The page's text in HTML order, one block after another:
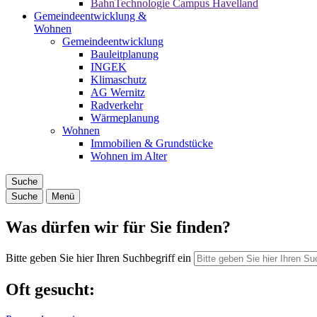
BahnTechnologie Campus Havelland
Gemeindeentwicklung &
Wohnen
Gemeindeentwicklung
Bauleitplanung
INGEK
Klimaschutz
AG Wernitz
Radverkehr
Wärmeplanung
Wohnen
Immobilien & Grundstücke
Wohnen im Alter
Suche
Suche
Menü
Was dürfen wir für Sie finden?
Bitte geben Sie hier Ihren Suchbegriff ein
Oft gesucht: